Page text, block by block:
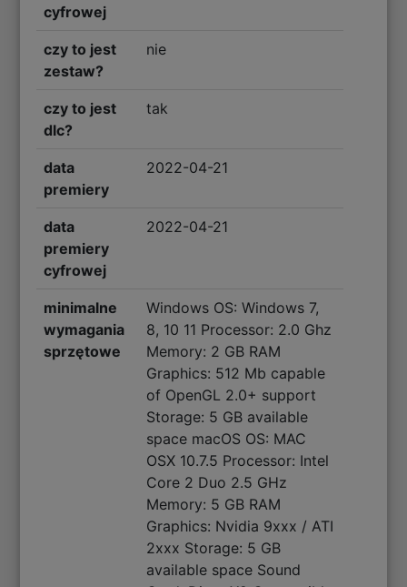
cyfrowej
czy to jest
zestaw?
nie
czy to jest
dlc?
tak
data
premiery
2022-04-21
data
premiery
cyfrowej
2022-04-21
minimalne
wymagania
sprzętowe
Windows OS: Windows 7,
8, 10 11 Processor: 2.0 Ghz
Memory: 2 GB RAM
Graphics: 512 Mb capable
of OpenGL 2.0+ support
Storage: 5 GB available
space macOS OS: MAC
OSX 10.7.5 Processor: Intel
Core 2 Duo 2.5 GHz
Memory: 5 GB RAM
Graphics: Nvidia 9xxx / ATI
2xxx Storage: 5 GB
available space Sound